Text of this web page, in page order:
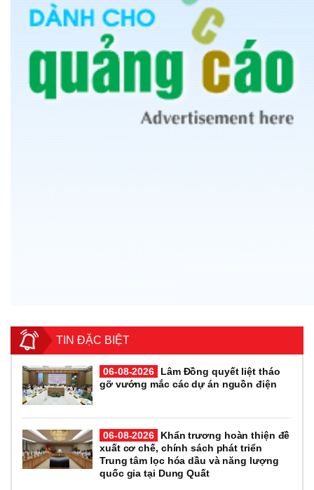
TIN ĐẶC BIỆT
06-08-2026
Lâm Đồng quyết liệt tháo
gỡ vướng mắc các dự án nguồn điện
06-08-2026
Khẩn trương hoàn thiện đề
xuất cơ chế, chính sách phát triển
Trung tâm lọc hóa dầu và năng lượng
quốc gia tại Dung Quất